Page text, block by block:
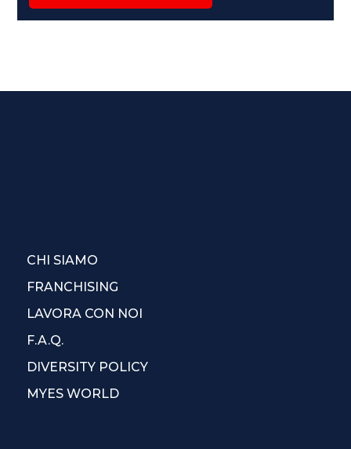
CHI SIAMO
FRANCHISING
LAVORA CON NOI
F.A.Q.
DIVERSITY POLICY
MYES WORLD